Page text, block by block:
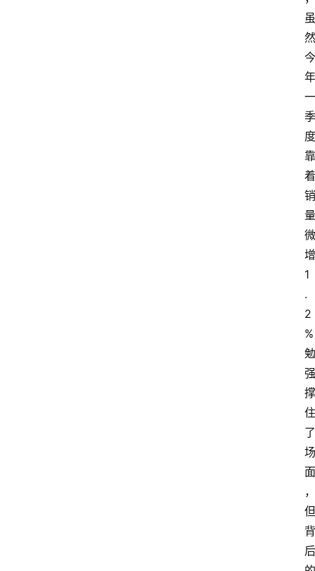
虽
然
今
年
一
季
度
靠
着
销
量
微
增
1
.
2
%
勉
强
撑
住
了
场
面
，
但
背
后